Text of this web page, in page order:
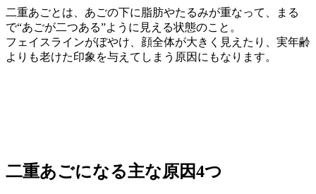
二重あごとは、あごの下に脂肪やたるみが重なって、まる
で“あごが二つある”ように見える状態のこと。
フェイスラインがぼやけ、顔全体が大きく見えたり、実年齢
よりも老けた印象を与えてしまう原因にもなります。
二重あごになる主な原因4つ